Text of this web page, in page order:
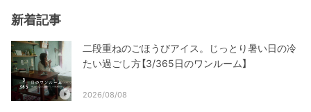
新着記事
二段重ねのごほうびアイス。じっとり暑い日の冷
たい過ごし方【3/365日のワンルーム】
2026/08/08